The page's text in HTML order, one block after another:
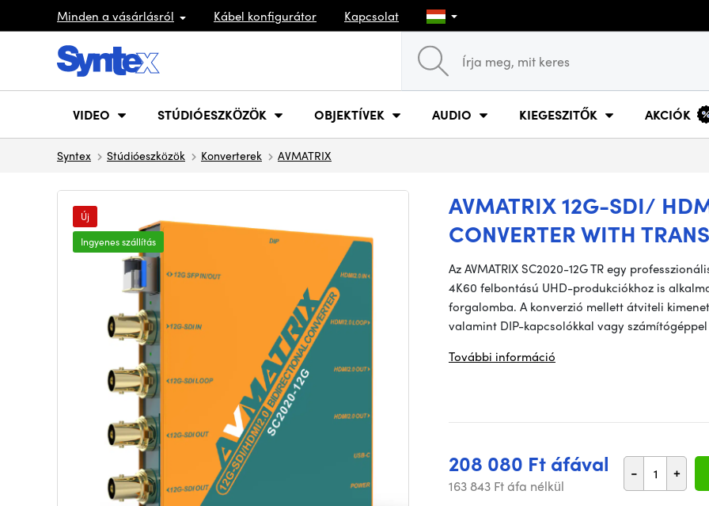
Minden a vásárlásról Kábel konfigurátor Kapcsolat
VIDEO STÚDIÓESZKÖZÖK OBJEKTÍVEK AUDIO KIEGESZITŐK AKCIÓK
Syntex Stúdióeszközök Konverterek AVMATRIX
AVMATRIX 12G-SDI/
CONVERTER WITH
Új
Ingyenes szállítás
Az AVMATRIX SC2020-12G TR egy
4K60 felbontású UHD-produkciókhoz is
forgalomba. A konverzió mellett átviteli
valamint DIP-kapcsolókkal vagy
További információ
208 080 Ft áfával
163 843 Ft áfa nélkül
- +